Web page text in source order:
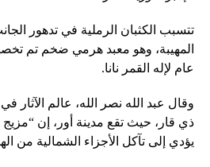
تتسبب الكثبان الرملية في تدهور
عام لإله القمر نانا.
وقال عبد الله نصر الله، عالم الآثار
ذي قار، حيث تقع مدينة أور، إن “مزيج
يؤدي إلى تآكل الأجزاء الشمالية من